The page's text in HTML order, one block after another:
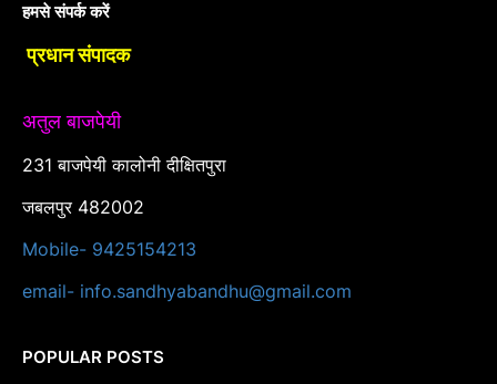
हमसे संपर्क करें
प्रधान संपादक
अतुल बाजपेयी
231 बाजपेयी कालोनी दीक्षितपुरा
जबलपुर 482002
Mobile- 9425154213
email- info.sandhyabandhu@gmail.com
POPULAR POSTS